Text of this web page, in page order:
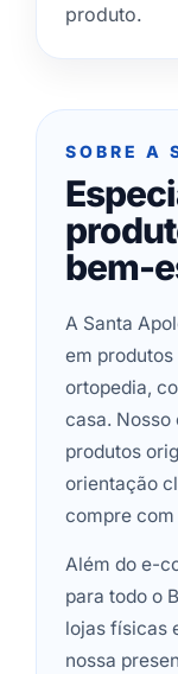
produto.
SOBRE A
bem-
A Santa
em produtos
ortopedia,
casa.
produtos
orientação
compre
Além do e-
para todo o
lojas físicas
nossa